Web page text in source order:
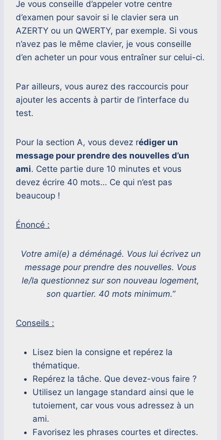
Je vous conseille d’appeler votre centre
d’examen pour savoir si le clavier sera un
AZERTY ou un QWERTY, par exemple. Si vous
n’avez pas le même clavier, je vous conseille
d’en acheter un pour vous entraîner sur celui-ci.
Par ailleurs, vous aurez des raccourcis pour
ajouter les accents à partir de l’interface du
test.
Pour la section A, vous devez rédiger un
message pour prendre des nouvelles d’un
ami. Cette partie dure 10 minutes et vous
devez écrire 40 mots… Ce qui n’est pas
beaucoup !
Énoncé :
Votre ami(e) a déménagé. Vous lui écrivez un
message pour prendre des nouvelles. Vous
le/la questionnez sur son nouveau logement,
son quartier. 40 mots minimum.”
Conseils :
Lisez bien la consigne et repérez la
thématique.
Repérez la tâche. Que devez-vous faire ?
Utilisez un langage standard ainsi que le
tutoiement, car vous vous adressez à un
ami.
Favorisez les phrases courtes et directes.